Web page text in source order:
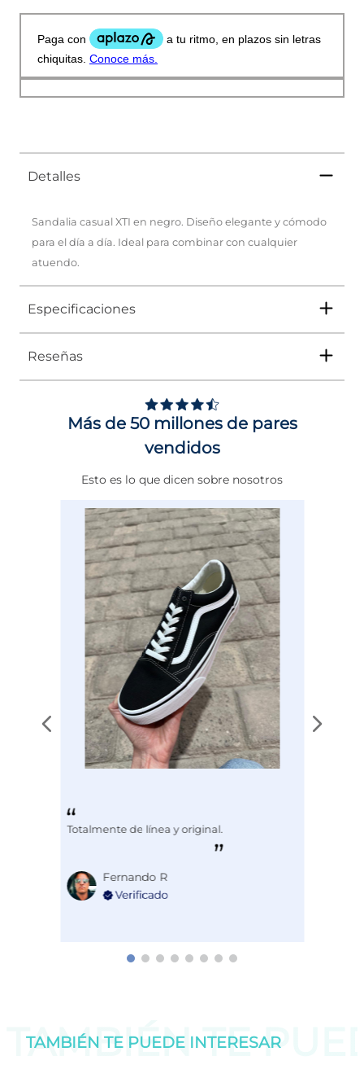
Detalles
Sandalia casual XTI en negro. Diseño elegante y cómodo
para el día a día. Ideal para combinar con cualquier
atuendo.
Especificaciones
Tipo
Género Mujer
ENTRE 7 Y 8 CMS
NORMAL
NEGRO
Reseñas
Más de 50 millones de pares
vendidos
Esto es lo que dicen sobre nosotros
Totalmente de línea y original.
Fernando R
TAMBIÉN TE
TAMBIÉN TE PUEDE INTERESAR